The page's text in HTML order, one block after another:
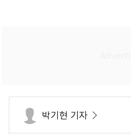
박기현 기자